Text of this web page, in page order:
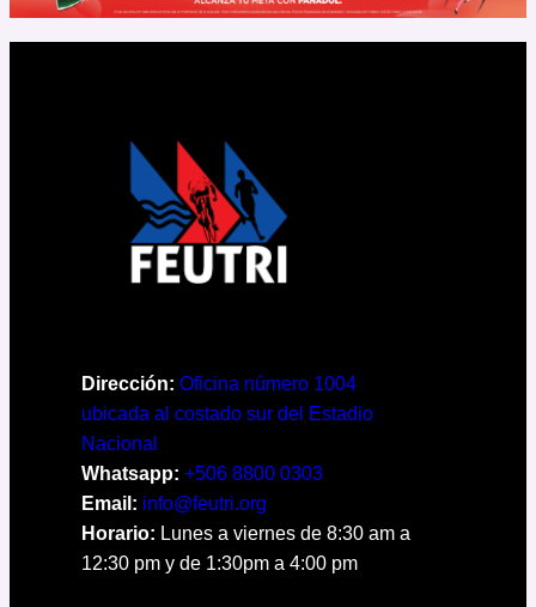
Dirección: Oficina número 1004
ubicada al costado sur del Estadio
Nacional
Whatsapp: +506 8800 0303
Email: info@feutri.org
Horario: Lunes a viernes de 8:30 am a
12:30 pm y de 1:30pm a 4:00 pm